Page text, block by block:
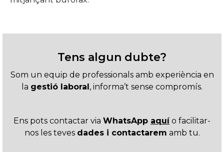
Tens algun dubte?
Som un equip de professionals amb experiència en
la gestió laboral , informa’t sense compromís.
Ens pots contactar via WhatsApp aquío facilitar-
nos les teves dades i contactarem amb tu.